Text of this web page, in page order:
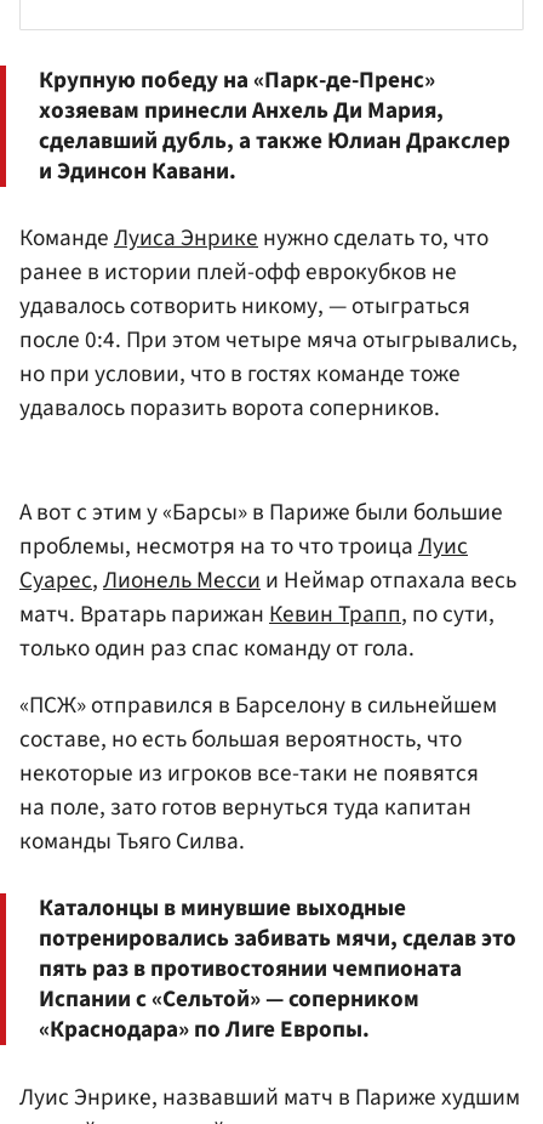
Крупную победу на «Парк-де-Пренс»
хозяевам принесли Анхель Ди Мария,
сделавший дубль, а такжеЮлиан Дракслер
и Эдинсон Кавани.
КомандеЛуиса Энрикенужно сделать то, что
ранее в истории плей-офф еврокубков не
удавалось сотворить никому, — отыграться
после 0:4. При этом четыре мяча отыгрывались,
но при условии, что в гостях команде тоже
удавалось поразить ворота соперников.
А вот с этим у «Барсы» в Париже были большие
проблемы, несмотря на то что троицаЛуис
Суарес,Лионель Мессии Неймар отпахала весь
матч. Вратарь парижанКевин Трапп, по сути,
только один раз спас команду от гола.
«ПСЖ» отправился в Барселону в сильнейшем
составе, но есть большая вероятность, что
некоторые из игроков все-таки не появятся
на поле, зато готов вернуться туда капитан
команды Тьяго Силва.
Каталонцы в минувшие выходные
потренировались забивать мячи, сделав это
пять раз в противостоянии чемпионата
Испании с «Сельтой» — соперником
«Краснодара» по Лиге Европы.
Луис Энрике, назвавший матч в Париже худшим